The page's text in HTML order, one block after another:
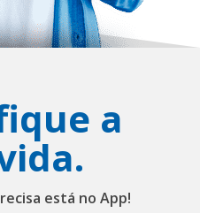
a
está no App!